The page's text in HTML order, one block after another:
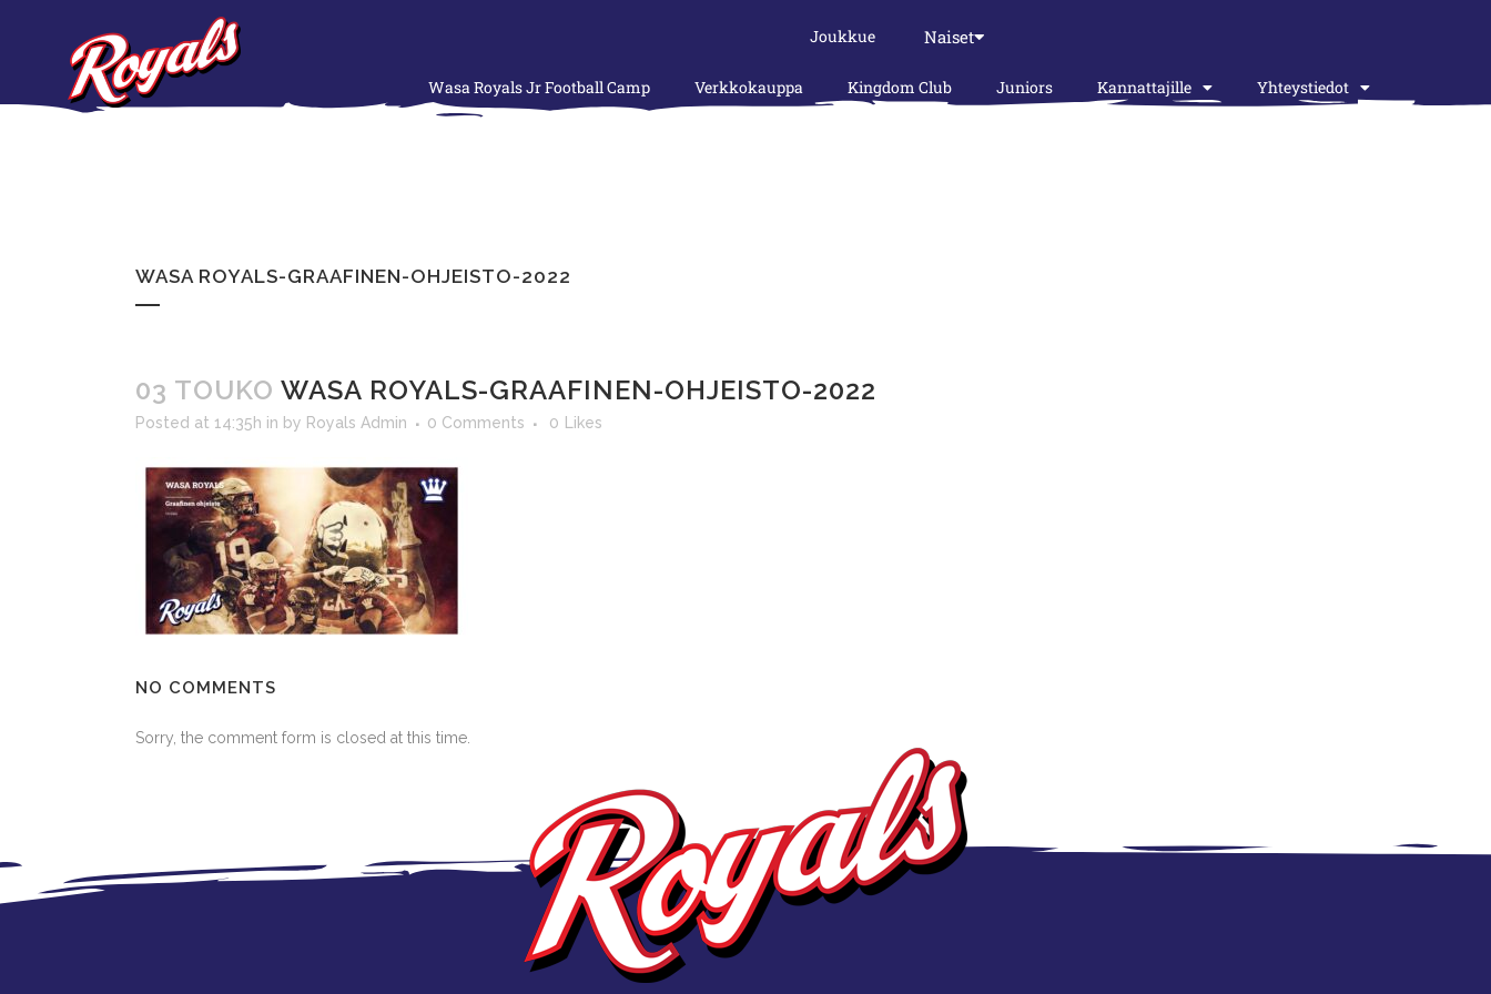
Joukkue Naiset
Wasa Royals Jr Football Camp Verkkokauppa Kingdom Club Juniors Kannattajille Yhteystiedot
WASA ROYALS-GRAAFINEN-OHJEISTO-2022
03 TOUKO WASA ROYALS-GRAAFINEN-OHJEISTO-2022
Posted at 14:35h in by Royals Admin 0 Comments 0 Likes
NO COMMENTS
Sorry, the comment form is closed at this time.